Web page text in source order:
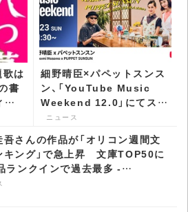
歌は
書
ジ
細野晴臣×パペットスンス
ン、「YouTube Music
Weekend 12.0」にてスペ
シャルトークが実現 -
ニュース
吾さんの作品が「オリコン週間文
キング」で急上昇​ 文庫TOP50に
ランクインで過去最多 -
ニュース